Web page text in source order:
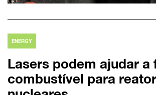
ENERGY
Lasers podem ajudar a
combustível para